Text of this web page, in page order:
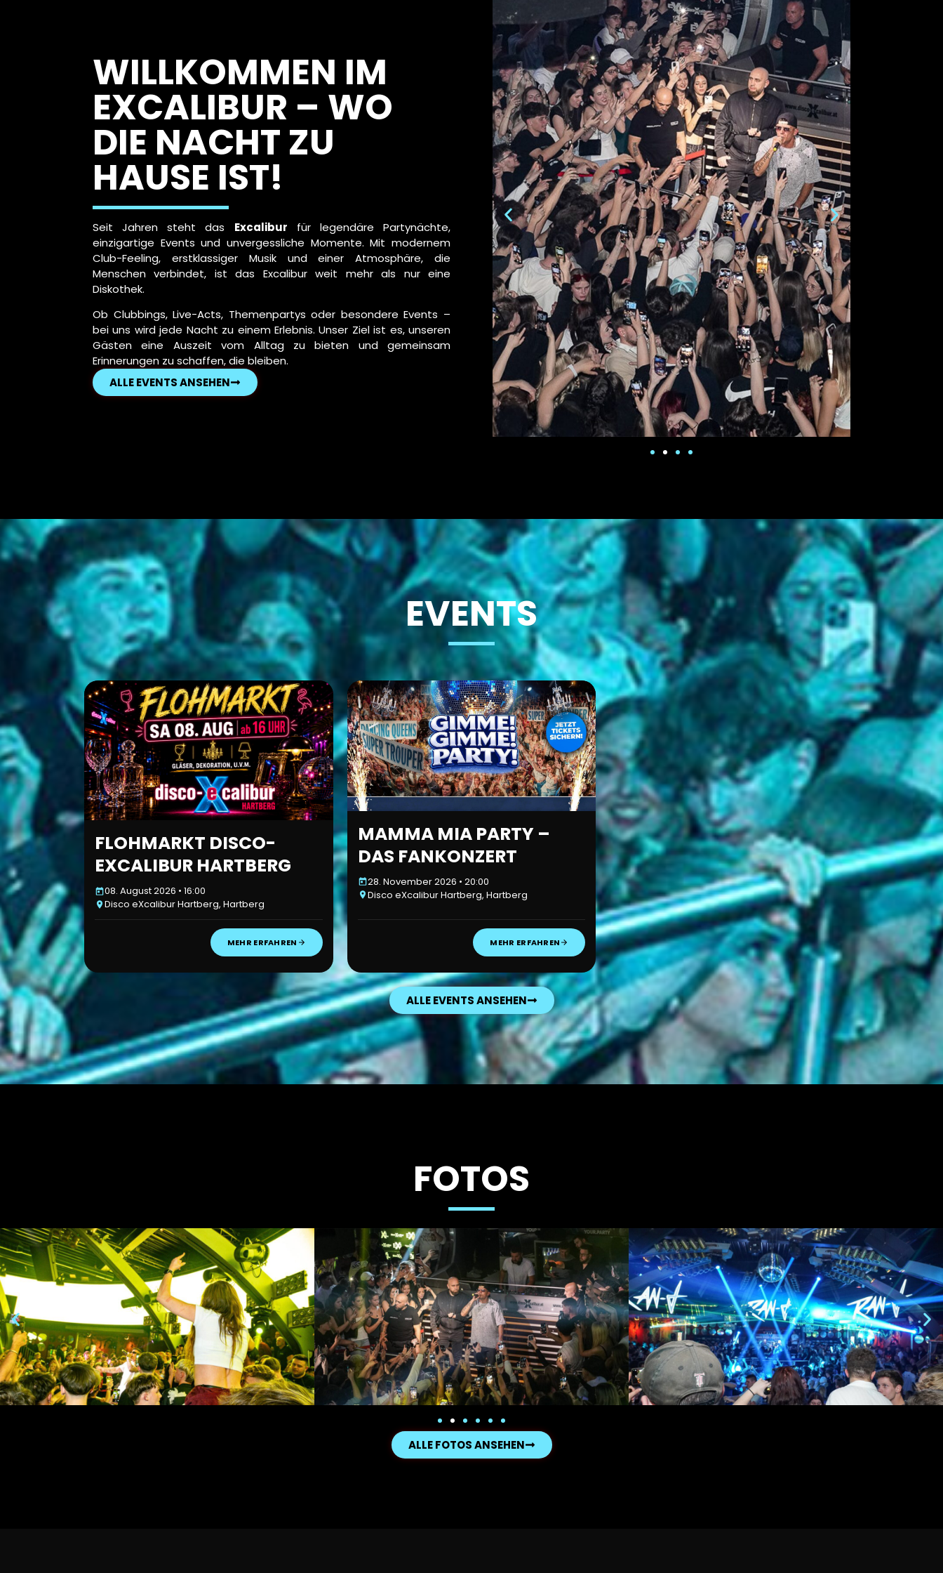
WILLKOMMEN IM
EXCALIBUR – WO
DIE NACHT ZU
HAUSE IST!
Seit Jahren steht das Excalibur für legendäre Partynächte,
einzigartige Events und unvergessliche Momente. Mit modernem
Club-Feeling, erstklassiger Musik und einer Atmosphäre, die
Menschen verbindet, ist das Excalibur weit mehr als nur eine
Diskothek.
Ob Clubbings, Live-Acts, Themenpartys oder besondere Events –
bei uns wird jede Nacht zu einem Erlebnis. Unser Ziel ist es, unseren
Gästen eine Auszeit vom Alltag zu bieten und gemeinsam
Erinnerungen zu schaffen, die bleiben.
ALLE EVENTS ANSEHEN
EVENTS
FLOHMARKT DISCO-
EXCALIBUR HARTBERG
08. August 2026 • 16:00
Disco eXcalibur Hartberg, Hartberg
MEHR ERFAHREN
MAMMA MIA PARTY –
DAS FANKONZERT
28. November 2026 • 20:00
Disco eXcalibur Hartberg, Hartberg
MEHR ERFAHREN
ALLE EVENTS ANSEHEN
FOTOS
ALLE FOTOS ANSEHEN